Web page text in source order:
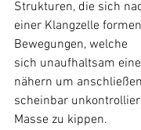
Strukturen, die sich
einer Klangzelle
Bewegungen, welche
sich unaufhaltsam
nähern um
scheinbar
Masse zu kippen.